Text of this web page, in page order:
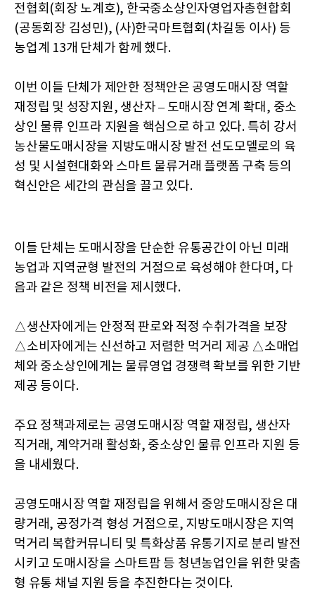
전협회(회장 노계호), 한국중소상인자영업자총현합회
(공동회장 김성민), (사)한국마트협회(차길동 이사) 등
농업계 13개 단체가 함께 했다.
이번 이들 단체가 제안한 정책안은 공영도매시장 역할
재정립 및 성장지원, 생산자 – 도매시장 연계 확대, 중소
상인 물류 인프라 지원을 핵심으로 하고 있다. 특히 강서
농산물도매시장을 지방도매시장 발전 선도모델로의 육
성 및 시설현대화와 스마트 물류거래 플랫폼 구축 등의
혁신안은 세간의 관심을 끌고 있다.
이들 단체는 도매시장을 단순한 유통공간이 아닌 미래
농업과 지역균형 발전의 거점으로 육성해야 한다며, 다
음과 같은 정책 비전을 제시했다.
△생산자에게는 안정적 판로와 적정 수취가격을 보장
△소비자에게는 신선하고 저렴한 먹거리 제공 △소매업
체와 중소상인에게는 물류영업 경쟁력 확보를 위한 기반
제공 등이다.
주요 정책과제로는 공영도매시장 역할 재정립, 생산자
직거래, 계약거래 활성화, 중소상인 물류 인프라 지원 등
을 내세웠다.
공영도매시장 역할 재정립을 위해서 중앙도매시장은 대
량거래, 공정가격 형성 거점으로, 지방도매시장은 지역
먹거리 복합커뮤니티 및 특화상품 유통기지로 분리 발전
시키고 도매시장을 스마트팜 등 청년농업인을 위한 맞춤
형 유통 채널 지원 등을 추진한다는 것이다.